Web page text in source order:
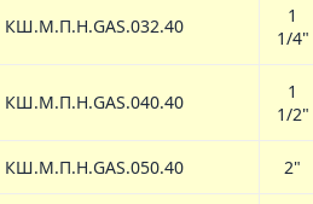
КШ.М.П.Н.GAS.032.40
1
1/4"
КШ.М.П.Н.GAS.040.40
1
1/2"
КШ.М.П.Н.GAS.050.40 2"